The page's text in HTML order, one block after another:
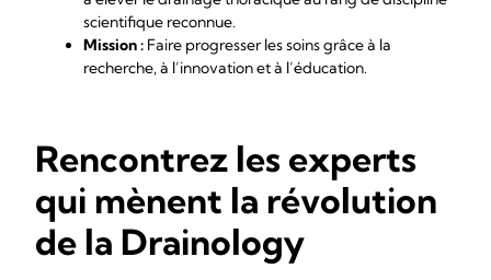
scientifique reconnue.
Mission : Faire progresser les soins grâce à la
recherche, à l’innovation et à l’éducation.
Rencontrez les experts
qui mènent la révolution
de la Drainology